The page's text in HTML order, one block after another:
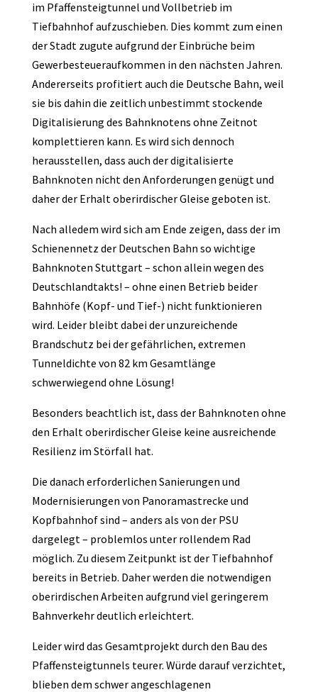
im Pfaffensteigtunnel und Vollbetrieb im
Tiefbahnhof aufzuschieben. Dies kommt zum einen
der Stadt zugute aufgrund der Einbrüche beim
Gewerbesteueraufkommen in den nächsten Jahren.
Andererseits profitiert auch die Deutsche Bahn, weil
sie bis dahin die zeitlich unbestimmt stockende
Digitalisierung des Bahnknotens ohne Zeitnot
komplettieren kann. Es wird sich dennoch
herausstellen, dass auch der digitalisierte
Bahnknoten nicht den Anforderungen genügt und
daher der Erhalt oberirdischer Gleise geboten ist.
Nach alledem wird sich am Ende zeigen, dass der im
Schienennetz der Deutschen Bahn so wichtige
Bahnknoten Stuttgart – schon allein wegen des
Deutschlandtakts! – ohne einen Betrieb beider
Bahnhöfe (Kopf- und Tief-) nicht funktionieren
wird. Leider bleibt dabei der unzureichende
Brandschutz bei der gefährlichen, extremen
Tunneldichte von 82 km Gesamtlänge
schwerwiegend ohne Lösung!
Besonders beachtlich ist, dass der Bahnknoten ohne
den Erhalt oberirdischer Gleise keine ausreichende
Resilienz im Störfall hat.
Die danach erforderlichen Sanierungen und
Modernisierungen von Panoramastrecke und
Kopfbahnhof sind – anders als von der PSU
dargelegt – problemlos unter rollendem Rad
möglich. Zu diesem Zeitpunkt ist der Tiefbahnhof
bereits in Betrieb. Daher werden die notwendigen
oberirdischen Arbeiten aufgrund viel geringerem
Bahnverkehr deutlich erleichtert.
Leider wird das Gesamtprojekt durch den Bau des
Pfaffensteigtunnels teurer. Würde darauf verzichtet,
blieben dem schwer angeschlagenen